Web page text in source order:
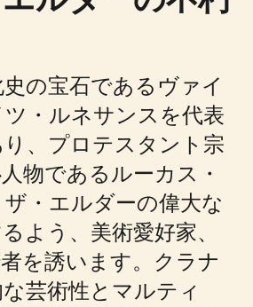
の宝石であるヴァイ
・ルネサンスを代表
、プロテスタント宗
物であるルーカス・
・エルダーの偉大な
よう、美術愛好家、
を誘います。クラナ
芸術性とマルティ